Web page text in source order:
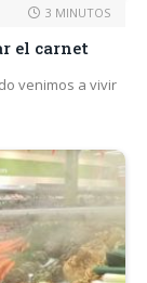
3 MINUTOS
el carnet
venimos a vivir